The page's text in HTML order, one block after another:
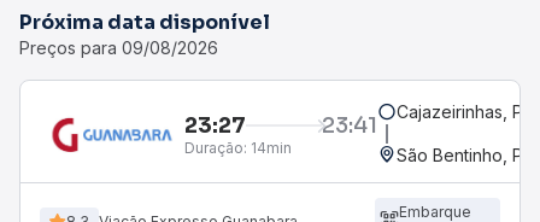
Próxima data disponível
Preços para 09/08/2026
23:27 23:41
Duração: 14min
Cajazeirinhas, PB
São Bentinho, PB
Embarque